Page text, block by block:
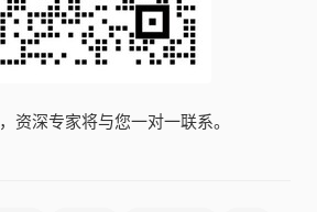
，资深专家将与您一对一联系。